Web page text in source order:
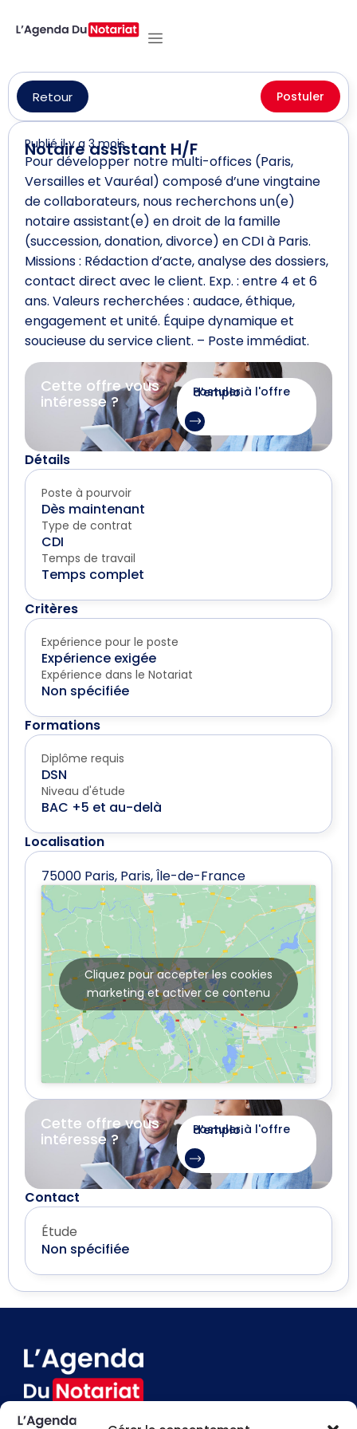
Retour Postuler
Notaire assistant H/F
Publié il y a 3 mois
Pour développer notre multi-offices (Paris,
Versailles et Vauréal) composé d’une vingtaine
de collaborateurs, nous recherchons un(e)
notaire assistant(e) en droit de la famille
(succession, donation, divorce) en CDI à Paris.
Missions : Rédaction d’acte, analyse des dossiers,
contact direct avec le client. Exp. : entre 4 et 6
ans. Valeurs recherchées : audace, éthique,
engagement et unité. Équipe dynamique et
soucieuse du service client. – Poste immédiat.
Cette offre vous
intéresse ?
Postuler à l'offre d'emploi
Détails
Poste à pourvoir
Dès maintenant
Type de contrat
CDI
Temps de travail
Temps complet
Critères
Expérience pour le poste
Expérience exigée
Expérience dans le Notariat
Non spécifiée
Formations
Diplôme requis
DSN
Niveau d'étude
BAC +5 et au-delà
Localisation
75000 Paris, Paris, Île-de-France
Cliquez pour accepter les cookies
marketing et activer ce contenu
Cette offre vous
intéresse ?
Postuler à l'offre d'emploi
Contact
Étude
Non spécifiée